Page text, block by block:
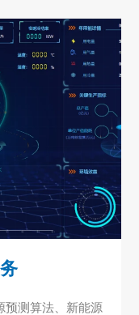
预测算法、新能源